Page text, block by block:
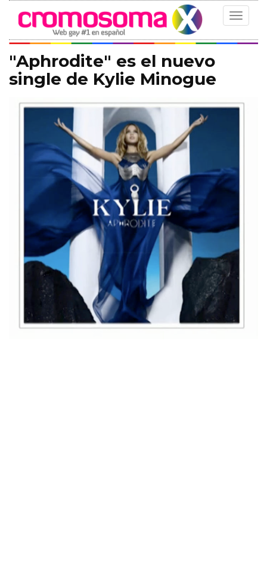
Toggle
"Aphrodite" es el nuevo
single de Kylie Minogue